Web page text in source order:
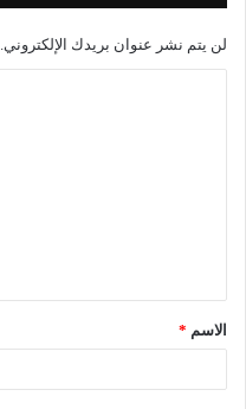
لن يتم نشر عنوان بريدك الإلكتروني.
الاسم *